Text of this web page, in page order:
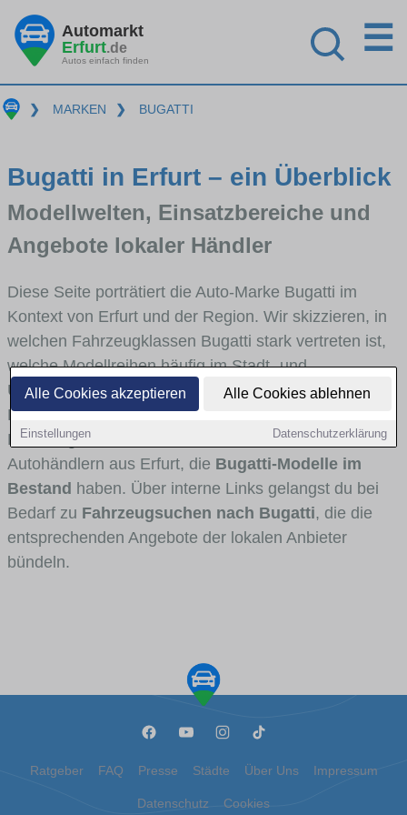
Alle Cookies akzeptieren Alle Cookies ablehnen
Einstellungen Datenschutzerklärung
Automarkt
Erfurt.de
Autos einfach finden
☰
❯ MARKEN ❯ BUGATTI
Bugatti in Erfurt – ein Überblick
Modellwelten, Einsatzbereiche und
Angebote lokaler Händler
Diese Seite porträtiert die Auto-Marke Bugatti im
Kontext von Erfurt und der Region. Wir skizzieren, in
welchen Fahrzeugklassen Bugatti stark vertreten ist,
welche Modellreihen häufig im Stadt- und
Umlandverkehr zu sehen sind und für welche
Fahrertypen die Marke interessant ist. Viele
Fahrzeuge stammen von Autohäusern und
Autohändlern aus Erfurt, die Bugatti-Modelle im
Bestand haben. Über interne Links gelangst du bei
Bedarf zu Fahrzeugsuchen nach Bugatti, die die
entsprechenden Angebote der lokalen Anbieter
bündeln.
Ratgeber FAQ Presse Städte Über Uns Impressum
Datenschutz Cookies